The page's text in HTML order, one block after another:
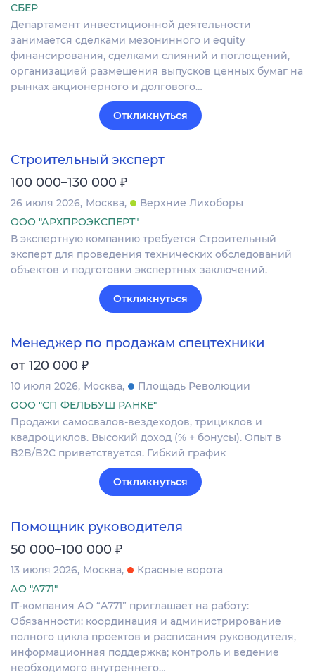
СБЕР
Департамент инвестиционной деятельности
занимается сделками мезонинного и equity
финансирования, сделками слияний и поглощений,
организацией размещения выпусков ценных бумаг на
рынках акционерного и долгового…
Откликнуться
Строительный эксперт
100 000–130 000 ₽
26 июля 2026 Москва
Верхние Лихоборы
ООО "АРХПРОЭКСПЕРТ"
В экспертную компанию требуется Строительный
эксперт для проведения технических обследований
объектов и подготовки экспертных заключений.
Откликнуться
Менеджер по продажам спецтехники
от 120 000 ₽
10 июля 2026 Москва
Площадь Революции
ООО "СП ФЕЛЬБУШ РАНКЕ"
Продажи самосвалов-вездеходов, трициклов и
квадроциклов. Высокий доход (% + бонусы). Опыт в
B2B/B2C приветствуется. Гибкий график
Откликнуться
Помощник руководителя
50 000–100 000 ₽
13 июля 2026 Москва
Красные ворота
АО "А771"
IT-компания АО “А771” приглашает на работу:
Обязанности: координация и администрирование
полного цикла проектов и расписания руководителя,
информационная поддержка; контроль и ведение
необходимого внутреннего…